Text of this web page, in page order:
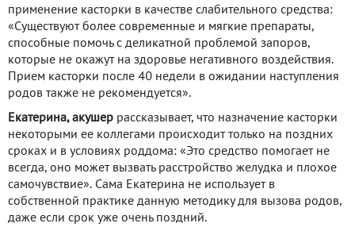
применение касторки в качестве слабительного средства:
«Существуют более современные и мягкие препараты,
способные помочь с деликатной проблемой запоров,
которые не окажут на здоровье негативного воздействия.
Прием касторки после 40 недели в ожидании наступления
родов также не рекомендуется».
Екатерина, акушер рассказывает, что назначение касторки
некоторыми ее коллегами происходит только на поздних
сроках и в условиях роддома: «Это средство помогает не
всегда, оно может вызвать расстройство желудка и плохое
самочувствие». Сама Екатерина не использует в
собственной практике данную методику для вызова родов,
даже если срок уже очень поздний.